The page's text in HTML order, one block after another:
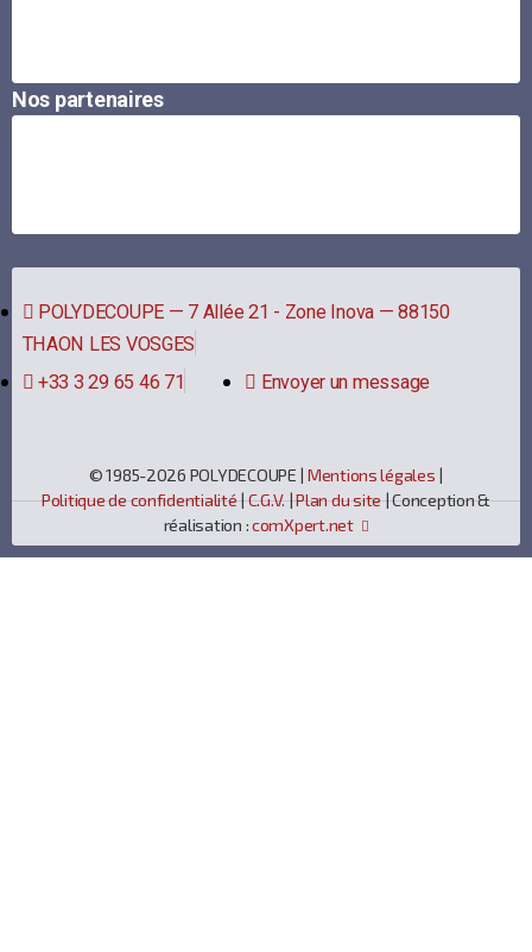
Nos partenaires
POLYDECOUPE — 7 Allée 21 - Zone Inova — 88150
THAON LES VOSGES
+33 3 29 65 46 71
Envoyer un message
© 1985-2026 POLYDECOUPE | Mentions légales |
Politique de confidentialité|C.G.V.|Plan du site| Conception &
réalisation :comXpert.net